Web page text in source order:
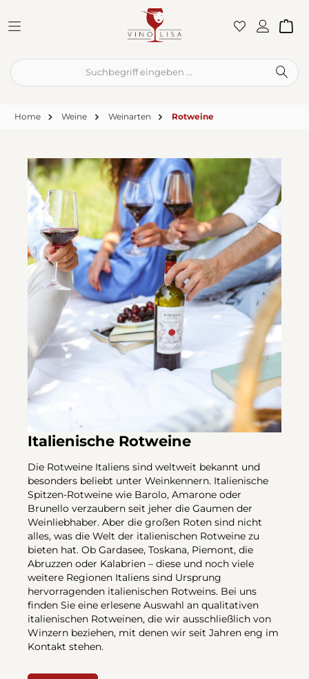
Home Weine Weinarten Rotweine
Italienische Rotweine
Die Rotweine Italiens sind weltweit bekannt und
besonders beliebt unter Weinkennern. Italienische
Spitzen-Rotweine wie Barolo, Amarone oder
Brunello verzaubern seit jeher die Gaumen der
Weinliebhaber. Aber die großen Roten sind nicht
alles, was die Welt der italienischen Rotweine zu
bieten hat. Ob Gardasee, Toskana, Piemont, die
Abruzzen oder Kalabrien – diese und noch viele
weitere Regionen Italiens sind Ursprung
hervorragenden italienischen Rotweins. Bei uns
finden Sie eine erlesene Auswahl an qualitativen
italienischen Rotweinen, die wir ausschließlich von
Winzern beziehen, mit denen wir seit Jahren eng im
Kontakt stehen.